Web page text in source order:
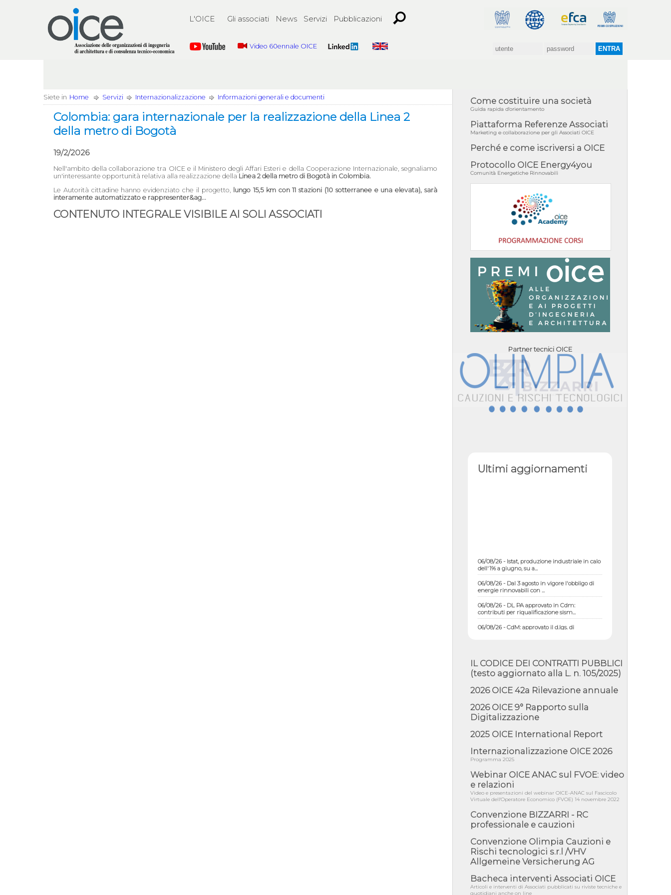
L'OICE Gli associati News Servizi Pubblicazioni
Video 60ennale OICE
Siete in Home Servizi Internazionalizzazione Informazioni generali e documenti
Colombia: gara internazionale per la realizzazione della Linea 2
della metro di Bogotà
19/2/2026
Nell'ambito della collaborazione tra OICE e il Ministero degli Affari Esteri e della Cooperazione Internazionale, segnaliamo
un'interessante opportunità relativa alla realizzazione della Linea 2 della metro di Bogotà in Colombia.
Le Autorità cittadine hanno evidenziato che il progetto,
lungo 15,5 km con 11 stazioni (10 sotterranee e una elevata), sarà
interamente automatizzato e rappresenter&ag...
CONTENUTO INTEGRALE VISIBILE AI SOLI ASSOCIATI
Come costituire una società
Guida rapida d'orientamento
Piattaforma Referenze Associati
Marketing e collaborazione per gli Associati OICE
Perché e come iscriversi a OICE
Protocollo OICE Energy4you
Comunità Energetiche Rinnovabili
Partner tecnici OICE
Ultimi aggiornamenti
dell'1% a giugno, su a...
energie rinnovabili con ...
contributi per riqualificazione sism...
adeguamento all’AI Act in mate...
05/08/26 - DL Infrastrutture e PNRR è legge:
approvata oggi la fiducia...
05/08/26 - Focus OICE sul DDL di riforma
della responsabilità amminist...
05/08/26 - Anac: pubblicata la Relazione
illustrativa al Bando tipo 2 s...
05/08/26 - SAVE THE DATE: Assemblea
Pubblica Confindustria Professioni ...
05/08/26 - Successo OICE per il bando della
Città metropolitana di Reg...
05/08/26 - Lettera OICE per il bando della
Giunta Regionale della Campa...
04/08/26 - DL PA: previste cancellazioni da
elenchi professionisti per ...
04/08/26 - International Sustainable
Buildings Competition - COP31, An...
04/08/26 - CdS, project financing: progetto di
fattibilità da impugnar...
04/08/26 - Rapporto Anac corruzione 2020-
04/08/26 - CdS: partecipazione alla gara non
equivale ad acquiescenza r...
IL CODICE DEI CONTRATTI PUBBLICI
(testo aggiornato alla L. n. 105/2025)
2026 OICE 42a Rilevazione annuale
2026 OICE 9° Rapporto sulla
Digitalizzazione
2025 OICE International Report
Internazionalizzazione OICE 2026
Programma 2025
Webinar OICE ANAC sul FVOE: video
e relazioni
Video e presentazioni del webinar OICE-ANAC sul Fascicolo
Virtuale dell'Operatore Economico (FVOE) 14 novembre 2022
Convenzione BIZZARRI - RC
professionale e cauzioni
Convenzione Olimpia Cauzioni e
Rischi tecnologici s.r.l /VHV
Allgemeine Versicherung AG
Bacheca interventi Associati OICE
Articoli e interventi di Associati pubblicati su riviste tecniche e
quotidiani anche on line